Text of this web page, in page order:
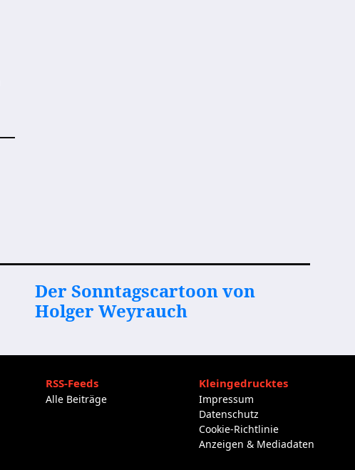
Der Sonntagscartoon von
Holger Weyrauch
RSS-Feeds
Alle Beiträge
Kleingedrucktes
Impressum
Datenschutz
Cookie-Richtlinie
Anzeigen & Mediadaten